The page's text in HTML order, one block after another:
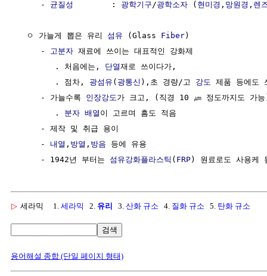
     -
균질성
        :
광학기구/광학소자 ( 현미경 , 망원경 , 렌
  ㅇ 가늘게 뽑은 유리
섬유 (Glass Fiber)
     -
고분자 재료에 쓰이는 대표적인 강화제
        . 처음에는,
단열재로 쓰이다가,
        . 점차,
광섬유 ( 광통신 ),초 경량/고 강도 제품 등에도
     - 가늘수록
인장강도가 크고, (직경 10 ㎛ 정도까지도 가
        .
분자 배열 이 고르며 흠도 적음
     - 제작 및 취급 용이
     -
내열 , 방열 , 방음 등에 유용
     - 1942년 부터는
섬유강화플라스틱 ( FRP
▷ 세라믹 1. 세라믹 2. 유리 3. 산화 규소 4. 질화 규소 5. 탄화 규소
검색
용어해설 종합 (단일 페이지 형태)